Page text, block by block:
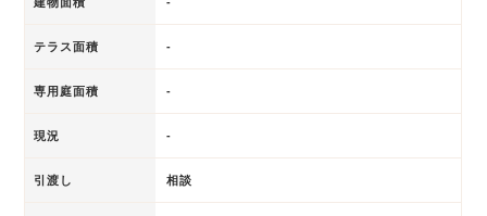
テラス面積 -
専用庭面積 -
現況 -
引渡し 相談